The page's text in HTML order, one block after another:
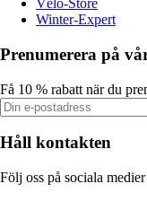
Vélo-Store
Winter-Expert
Prenumerera på
Få 10 % rabatt när du
Håll kontakten
Följ oss på sociala medier